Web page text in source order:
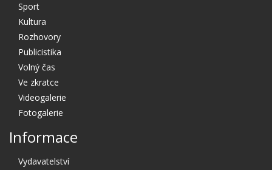
Sport
Kultura
Rozhovory
Publicistika
Volný čas
Ve zkratce
Videogalerie
Fotogalerie
Informace
Vydavatelství